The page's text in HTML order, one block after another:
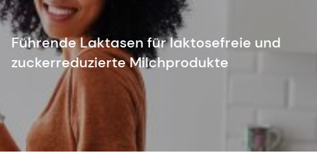
Führende Laktasen für laktosefreie und
zuckerreduzierte Milchprodukte